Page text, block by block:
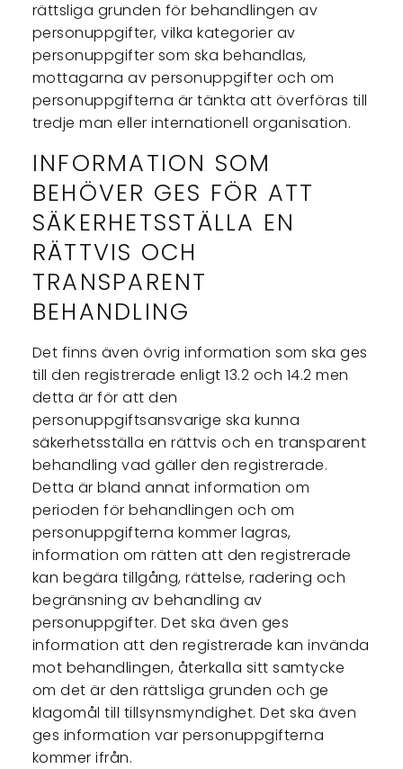
rättsliga grunden för behandlingen av
personuppgifter, vilka kategorier av
personuppgifter som ska behandlas,
mottagarna av personuppgifter och om
personuppgifterna är tänkta att överföras till
tredje man eller internationell organisation.
INFORMATION SOM
BEHÖVER GES FÖR ATT
SÄKERHETSSTÄLLA EN
RÄTTVIS OCH
TRANSPARENT
BEHANDLING
Det finns även övrig information som ska ges
till den registrerade enligt 13.2 och 14.2 men
detta är för att den
personuppgiftsansvarige ska kunna
säkerhetsställa en rättvis och en transparent
behandling vad gäller den registrerade.
Detta är bland annat information om
perioden för behandlingen och om
personuppgifterna kommer lagras,
information om rätten att den registrerade
kan begära tillgång, rättelse, radering och
begränsning av behandling av
personuppgifter. Det ska även ges
information att den registrerade kan invända
mot behandlingen, återkalla sitt samtycke
om det är den rättsliga grunden och ge
klagomål till tillsynsmyndighet. Det ska även
ges information var personuppgifterna
kommer ifrån.